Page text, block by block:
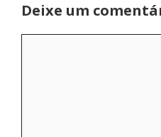
Deixe um